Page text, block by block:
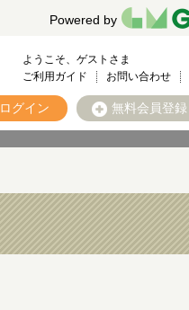
Powered by
ようこそ、ゲストさま
ご利用ガイド
お問い合わせ
ログイン 無料会員登録